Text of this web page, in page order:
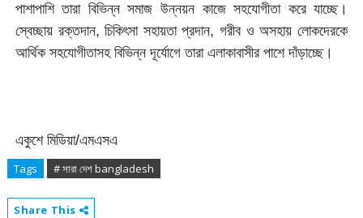
পাশাপাশি তারা বিভিন্ন সমাজ উন্নয়ন কাজে সহযোগীতা করে যাচ্ছে।
স্বেচ্ছায় রক্তদান, চিকিৎসা সহায়তা প্রদান, গরীব ও অসহায় লোকদেরকে
আর্থিক সহযোগীতাসহ বিভিন্ন দূর্যোগে তারা এলাকাবাসীর পাশে দাঁড়াচ্ছে।
একুশে মিডিয়া/এমএসএ
Tags # সারা দেশ bangladesh
Share This